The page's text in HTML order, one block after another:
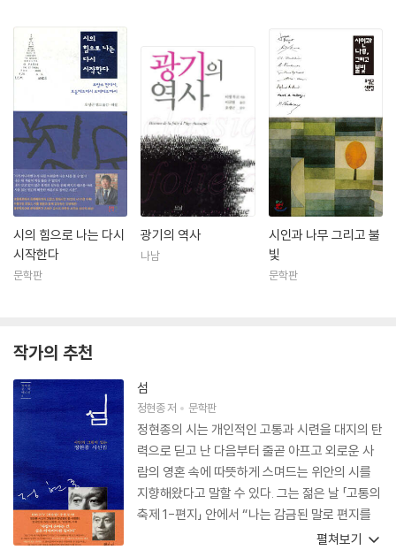
시의 힘으로 나는 다시
시작한다
문학판
광기의 역사
나남
시인과 나무 그리고 불
빛
문학판
작가의 추천
섬
정현종저 문학판
정현종의 시는 개인적인 고통과 시련을 대지의 탄
력으로 딛고 난 다음부터 줄곧 아프고 외로운 사
람의 영혼 속에 따뜻하게 스며드는 위안의 시를
지향해왔다고 말할 수 있다. 그는 젊은 날 「고통의
축제 1-편지」 안에서 “나는 감금된 말로 편지를
쓰고 싶어 하는 사람이 아닙니다”, 여기서 “나는
펼쳐보기